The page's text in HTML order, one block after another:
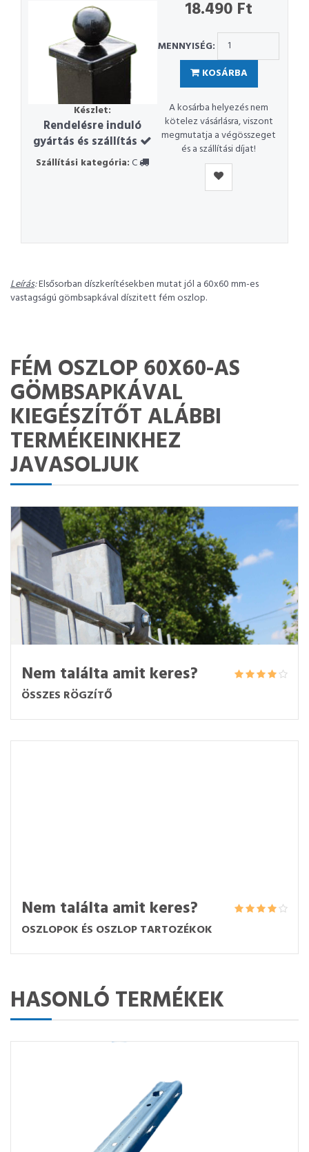
Készlet:
Rendelésre induló
gyártás és szállítás
Szállítási kategória:C
18.490 Ft
MENNYISÉG:
KOSÁRBA
A kosárba helyezés nem
kötelez vásárlásra, viszont
megmutatja a végösszeget
és a szállítási díjat!
Leírás:Elsősorban díszkerítésekben mutat jól a 60x60 mm-es
vastagságú gömbsapkával díszitett fém oszlop.
FÉM OSZLOP 60X60-AS
GÖMBSAPKÁVAL
KIEGÉSZÍTŐT ALÁBBI
TERMÉKEINKHEZ
JAVASOLJUK
Nem találta amit keres?
ÖSSZES RÖGZÍTŐ
Nem találta amit keres?
OSZLOPOK ÉS OSZLOP TARTOZÉKOK
HASONLÓ TERMÉKEK